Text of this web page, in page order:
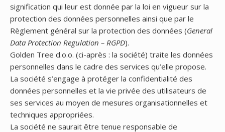
signification qui leur est donnée par la loi en vigueur sur la
protection des données personnelles ainsi que par le
Règlement général sur la protection des données (General
Data Protection Regulation – RGPD).
Golden Tree d.o.o. (ci-après : la société) traite les données
personnelles dans le cadre des services qu’elle propose.
La société s’engage à protéger la confidentialité des
données personnelles et la vie privée des utilisateurs de
ses services au moyen de mesures organisationnelles et
techniques appropriées.
La société ne saurait être tenue responsable de